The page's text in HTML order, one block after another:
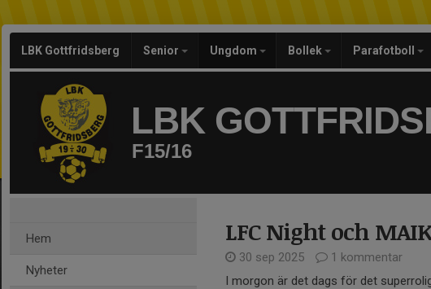
LBK Gottfridsberg Senior Ungdom Bollek Parafotboll
LBK
F15/16
Hem
Nyheter
LFC Night och
30 sep 2025
1 kommentar
I morgon är det dags för det